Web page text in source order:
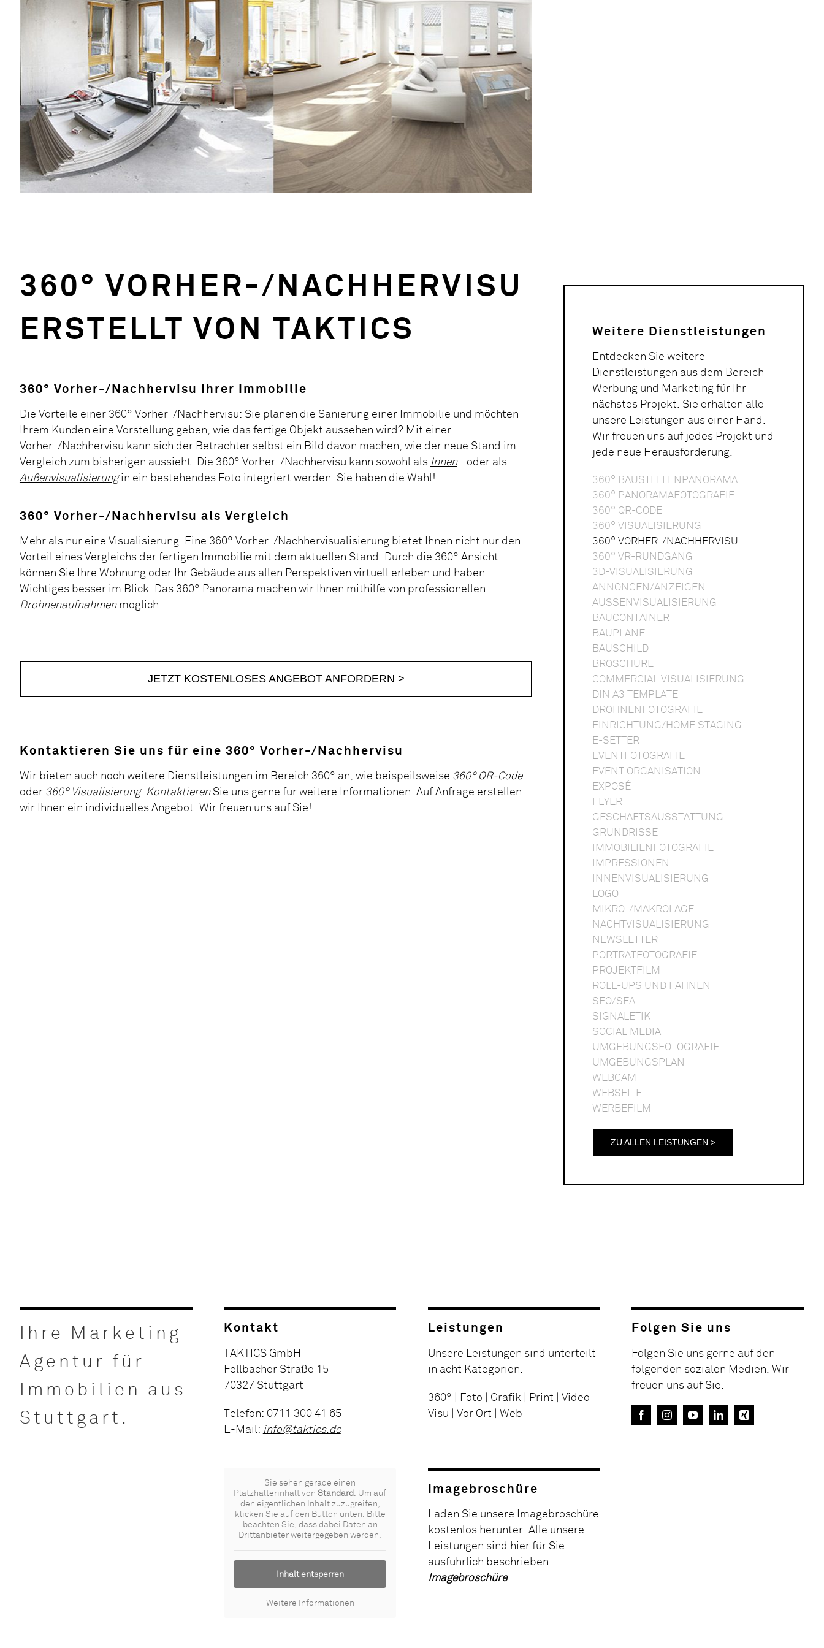
360° VORHER-/NACHHERVISU
ERSTELLT VON TAKTICS
360° Vorher-/Nachhervisu Ihrer Immobilie
Die Vorteile einer 360° Vorher-/Nachhervisu: Sie planen die Sanierung einer Immobilie und möchten
Ihrem Kunden eine Vorstellung geben, wie das fertige Objekt aussehen wird? Mit einer
Vorher-/Nachhervisu kann sich der Betrachter selbst ein Bild davon machen, wie der neue Stand im
Vergleich zum bisherigen aussieht. Die 360° Vorher-/Nachhervisu kann sowohl als Innen– oder als
Außenvisualisierungin ein bestehendes Foto integriert werden. Sie haben die Wahl!
360° Vorher-/Nachhervisu als Vergleich
Mehr als nur eine Visualisierung. Eine 360° Vorher-/Nachhervisualisierung bietet Ihnen nicht nur den
Vorteil eines Vergleichs der fertigen Immobilie mit dem aktuellen Stand. Durch die 360° Ansicht
können Sie Ihre Wohnung oder Ihr Gebäude aus allen Perspektiven virtuell erleben und haben
Wichtiges besser im Blick. Das 360° Panorama machen wir Ihnen mithilfe von professionellen
Drohnenaufnahmenmöglich.
JETZT KOSTENLOSES ANGEBOT ANFORDERN >
Kontaktieren Sie uns für eine 360° Vorher-/Nachhervisu
Wir bieten auch noch weitere Dienstleistungen im Bereich 360° an, wie beispeilsweise 360° QR-Code
oder 360° Visualisierung. KontaktierenSie uns gerne für weitere Informationen. Auf Anfrage erstellen
wir Ihnen ein individuelles Angebot. Wir freuen uns auf Sie!
Weitere Dienstleistungen
Entdecken Sie weitere
Dienstleistungen aus dem Bereich
Werbung und Marketing für Ihr
nächstes Projekt. Sie erhalten alle
unsere Leistungen aus einer Hand.
Wir freuen uns auf jedes Projekt und
jede neue Herausforderung.
360° BAUSTELLENPANORAMA
360° PANORAMAFOTOGRAFIE
360° QR-CODE
360° VISUALISIERUNG
360° VORHER-/NACHHERVISU
360° VR-RUNDGANG
3D-VISUALISIERUNG
ANNONCEN/ANZEIGEN
AUSSENVISUALISIERUNG
BAUCONTAINER
BAUPLANE
BAUSCHILD
BROSCHÜRE
COMMERCIAL VISUALISIERUNG
DIN A3 TEMPLATE
DROHNENFOTOGRAFIE
EINRICHTUNG/HOME STAGING
E-SETTER
EVENTFOTOGRAFIE
EVENT ORGANISATION
EXPOSÉ
FLYER
GESCHÄFTSAUSSTATTUNG
GRUNDRISSE
IMMOBILIENFOTOGRAFIE
IMPRESSIONEN
INNENVISUALISIERUNG
LOGO
MIKRO-/MAKROLAGE
NACHTVISUALISIERUNG
NEWSLETTER
PORTRÄTFOTOGRAFIE
PROJEKTFILM
ROLL-UPS UND FAHNEN
SEO/SEA
SIGNALETIK
SOCIAL MEDIA
UMGEBUNGSFOTOGRAFIE
UMGEBUNGSPLAN
WEBCAM
WEBSEITE
WERBEFILM
ZU ALLEN LEISTUNGEN >
Ihre Marketing
Agentur für
Immobilien aus
Stuttgart.
Kontakt
TAKTICS GmbH
Fellbacher Straße 15
70327 Stuttgart
Telefon: 0711 300 41 65
E-Mail: info@taktics.de
Leistungen
Unsere Leistungen sind unterteilt
in acht Kategorien.
360° | Foto | Grafik | Print | Video
Visu | Vor Ort | Web
Folgen Sie uns
Folgen Sie uns gerne auf den
folgenden sozialen Medien. Wir
freuen uns auf Sie.
Sie sehen gerade einen
Platzhalterinhalt von Standard. Um auf
den eigentlichen Inhalt zuzugreifen,
klicken Sie auf den Button unten. Bitte
beachten Sie, dass dabei Daten an
Drittanbieter weitergegeben werden.
Inhalt entsperren
Weitere Informationen
Imagebroschüre
Laden Sie unsere Imagebroschüre
kostenlos herunter. Alle unsere
Leistungen sind hier für Sie
ausführlich beschrieben.
Imagebroschüre